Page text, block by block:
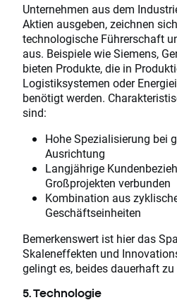
Unternehmen aus dem
Aktien ausgeben, zeichnen
technologische Führerschaft
aus. Beispiele wie Siemens,
bieten Produkte, die in
Logistiksystemen oder
benötigt werden.
sind:
Hohe Spezialisierung bei
Ausrichtung
Langjährige
Großprojekten verbunden
Kombination aus
Geschäftseinheiten
Bemerkenswert ist hier das
Skaleneffekten und
gelingt es, beides dauerhaft zu
5. Technologie